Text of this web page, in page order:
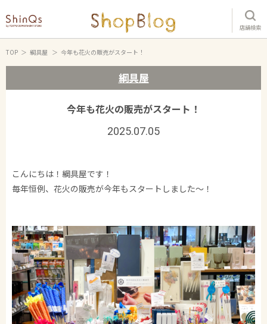
店舗検索
TOP 綱具屋 今年も花火の販売がスタート！
綱具屋
今年も花火の販売がスタート！
2025.07.05
こんにちは！綱具屋です！
毎年恒例、花火の販売が今年もスタートしました～！